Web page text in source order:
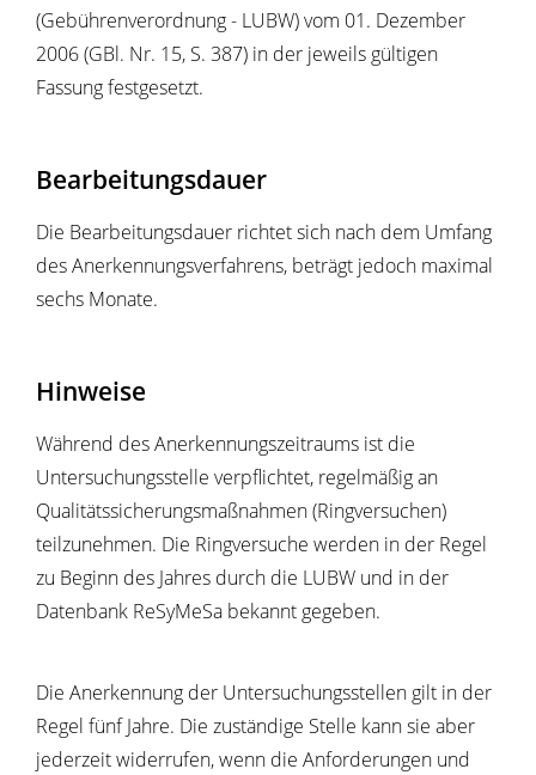
(Gebührenverordnung - LUBW) vom 01. Dezember
2006 (GBl. Nr. 15, S. 387) in der jeweils gültigen
Fassung festgesetzt.
Bearbeitungsdauer
Die Bearbeitungsdauer richtet sich nach dem Umfang
des Anerkennungsverfahrens, beträgt jedoch maximal
sechs Monate.
Hinweise
Während des Anerkennungszeitraums ist die
Untersuchungsstelle verpflichtet, regelmäßig an
Qualitätssicherungsmaßnahmen (Ringversuchen)
teilzunehmen. Die Ringversuche werden in der Regel
zu Beginn des Jahres durch die LUBW und in der
Datenbank ReSyMeSa bekannt gegeben.
Die Anerkennung der Untersuchungsstellen gilt in der
Regel fünf Jahre. Die zuständige Stelle kann sie aber
jederzeit widerrufen, wenn die Anforderungen und